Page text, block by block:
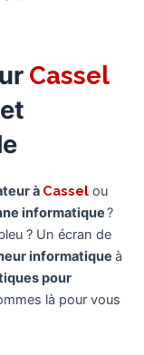
Cassel
à Cassel ou
informatique?
? Un écran de
informatique à
pour
là pour vous